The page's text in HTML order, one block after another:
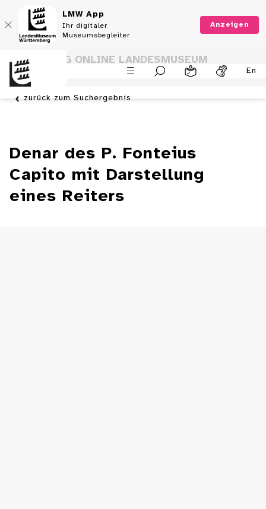
LMW App
Ihr digitaler
Museumsbegleiter
Anzeigen
En
SAMMLUNG ONLINE LANDESMUSEUM
WÜRTTEMBERG
zurück zum Suchergebnis
Denar des P. Fonteius
Capito mit Darstellung
eines Reiters